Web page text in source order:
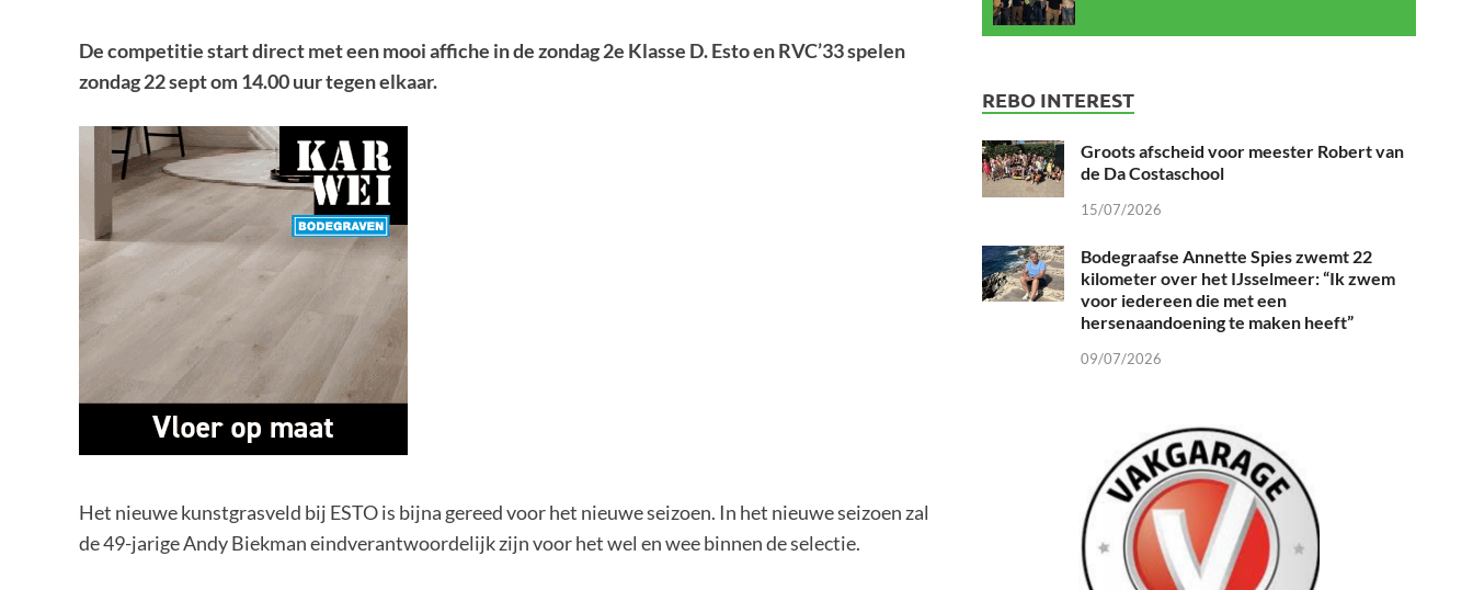
De competitie start direct met een mooi affiche in de zondag 2e Klasse D. Esto en RVC’33 spelen
zondag 22 sept om 14.00 uur tegen elkaar.
Het nieuwe kunstgrasveld bij ESTO is bijna gereed voor het nieuwe seizoen. In het nieuwe seizoen zal
de 49-jarige Andy Biekman eindverantwoordelijk zijn voor het wel en wee binnen de selectie.
REBO INTEREST
Groots afscheid voor meester Robert van
de Da Costaschool
15/07/2026
Bodegraafse Annette Spies zwemt 22
kilometer over het IJsselmeer: “Ik zwem
voor iedereen die met een
hersenaandoening te maken heeft”
09/07/2026